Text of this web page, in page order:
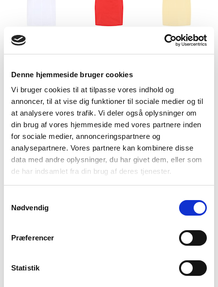
Denne hjemmeside bruger cookies
Vi bruger cookies til at tilpasse vores indhold og
annoncer, til at vise dig funktioner til sociale medier og til
at analysere vores trafik. Vi deler også oplysninger om
din brug af vores hjemmeside med vores partnere inden
for sociale medier, annonceringspartnere og
analysepartnere. Vores partnere kan kombinere disse
data med andre oplysninger, du har givet dem, eller som
de har indsamlet fra din brug af deres tjenester.
Nødvendig
Præferencer
Statistik
Butter Yellow
Vælg Størrelse
Materiale